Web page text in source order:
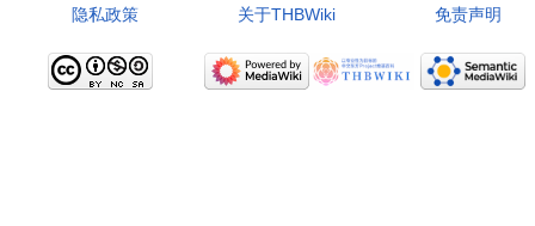
隐私政策 关于THBWiki 免责声明